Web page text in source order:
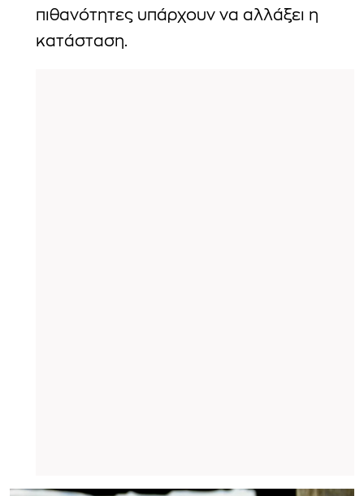
πιθανότητες υπάρχουν να αλλάξει η
κατάσταση.